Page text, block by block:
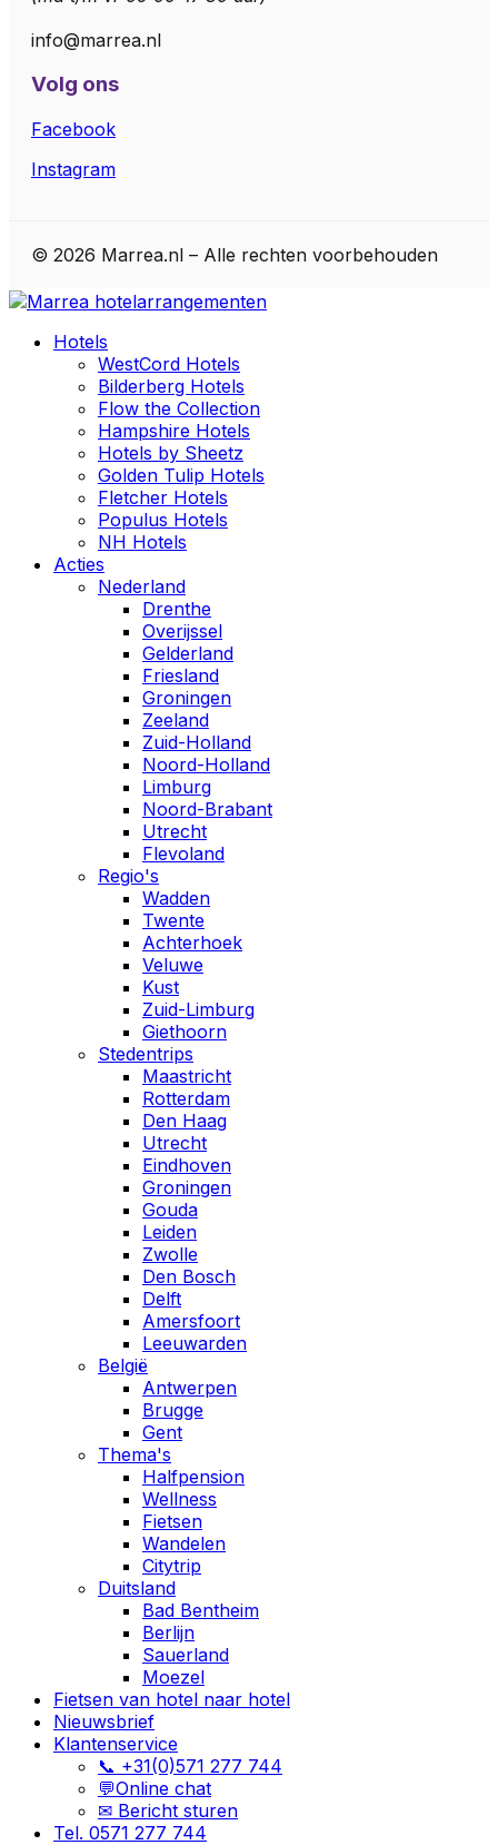
info@marrea.nl
Volg ons
Facebook
Instagram
© 2026 Marrea.nl – Alle rechten voorbehouden
Hotels
WestCord Hotels
Bilderberg Hotels
Flow the Collection
Hampshire Hotels
Hotels by Sheetz
Golden Tulip Hotels
Fletcher Hotels
Populus Hotels
NH Hotels
Acties
Nederland
Drenthe
Overijssel
Gelderland
Friesland
Groningen
Zeeland
Zuid-Holland
Noord-Holland
Limburg
Noord-Brabant
Utrecht
Flevoland
Regio's
Wadden
Twente
Achterhoek
Veluwe
Kust
Zuid-Limburg
Giethoorn
Stedentrips
Maastricht
Rotterdam
Den Haag
Utrecht
Eindhoven
Groningen
Gouda
Leiden
Zwolle
Den Bosch
Delft
Amersfoort
Leeuwarden
België
Antwerpen
Brugge
Gent
Thema's
Halfpension
Wellness
Fietsen
Wandelen
Citytrip
Duitsland
Bad Bentheim
Berlijn
Sauerland
Moezel
Fietsen van hotel naar hotel
Nieuwsbrief
Klantenservice
📞 +31(0)571 277 744
💬Online chat
✉ Bericht sturen
Tel. 0571 277 744